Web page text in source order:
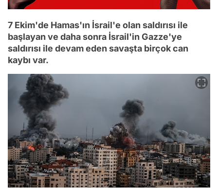
7 Ekim'de Hamas'ın İsrail'e olan saldırısı ile
başlayan ve daha sonra İsrail'in Gazze'ye
saldırısı ile devam eden savaşta birçok can
kaybı var.